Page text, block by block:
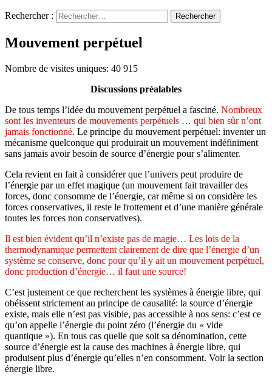
Rechercher :
Mouvement perpétuel
Nombre de visites uniques: 40 915
Discussions préalables
De tous temps l’idée du mouvement perpétuel a fasciné. Nombreux
sont les inventeurs de mouvements perpétuels … qui bien sûr n’ont
jamais fonctionné. Le principe du mouvement perpétuel: inventer un
mécanisme quelconque qui produirait un mouvement indéfiniment
sans jamais avoir besoin de source d’énergie pour s’alimenter.
Cela revient en fait à considérer que l’univers peut produire de
l’énergie par un effet magique (un mouvement fait travailler des
forces, donc consomme de l’énergie, car même si on considère les
forces conservatives, il reste le frottement et d’une manière générale
toutes les forces non conservatives).
Il est bien évident qu’il n’existe pas de magie… Les lois de la
thermodynamique permettent clairement de dire que l’énergie d’un
système se conserve, donc pour qu’il y ait un mouvement perpétuel,
donc production d’énergie… il faut une source!
C’est justement ce que recherchent les systèmes à énergie libre, qui
obéissent strictement au principe de causalité: la source d’énergie
existe, mais elle n’est pas visible, pas accessible à nos sens: c’est ce
qu’on appelle l’énergie du point zéro (l’énergie du « vide
quantique »). En tous cas quelle que soit sa dénomination, cette
source d’énergie est la cause des machines à énergie libre, qui
produisent plus d’énergie qu’elles n’en consomment. Voir la section
énergie libre.